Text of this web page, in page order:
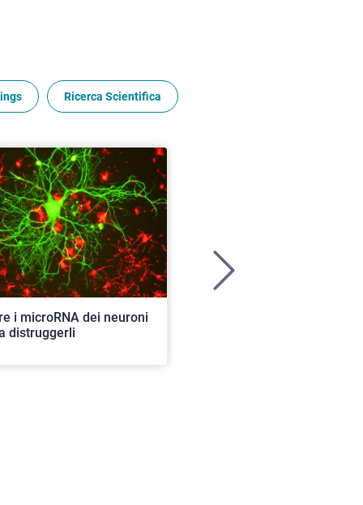
Ricerca Scientifica
i microRNA dei neuroni
distruggerli